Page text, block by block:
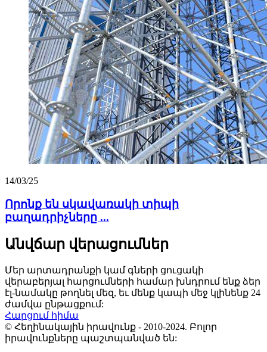
14/03/25
Որոնք են սկավառակի տիպի
բաղադրիչները ...
Անվճար վերացումներ
Մեր արտադրանքի կամ գների ցուցակի
վերաբերյալ հարցումների համար խնդրում ենք ձեր
էլ-նամակը թողնել մեզ, եւ մենք կապի մեջ կլինենք 24
ժամվա ընթացքում:
Հարցում հիմա
© Հեղինակային իրավունք - 2010-2024. Բոլոր
իրավունքները պաշտպանված են: